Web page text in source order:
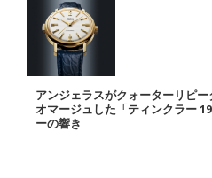
アンジェラスがクォーターリピ
オマージュした「ティンクラー
ーの響き